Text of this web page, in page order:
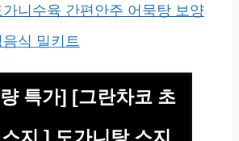
니수육 간편안주 어묵탕 보양
식 밀키트
특가] [그란차코 초